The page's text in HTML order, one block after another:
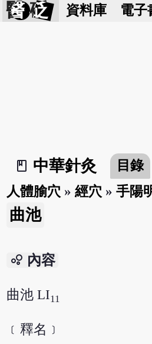
醫 砭 資料庫 電子
book_2
中華針灸 目錄
人體腧穴 »經穴 »手陽
曲池
bubble_chart 內容
曲池 LI11
﹝釋名﹞